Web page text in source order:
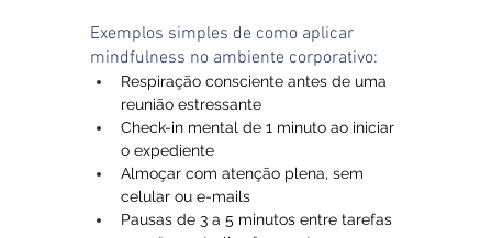
Exemplos simples de como aplicar
mindfulness no ambiente corporativo:
Respiração consciente antes de uma
reunião estressante
Check-in mental de 1 minuto ao iniciar
o expediente
Almoçar com atenção plena, sem
celular ou e-mails
Pausas de 3 a 5 minutos entre tarefas